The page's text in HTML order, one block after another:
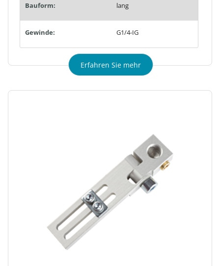
Bauform: lang
Gewinde: G1/4-IG
Erfahren Sie mehr